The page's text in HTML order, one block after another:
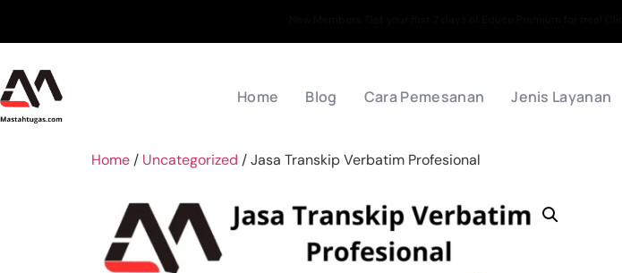
Home Blog Cara Pemesanan Jenis Layanan
Home / Uncategorized / Jasa Transkip Verbatim Profesional